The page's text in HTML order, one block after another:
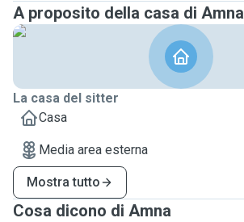
A proposito della casa di Amna
La casa del sitter
Casa
Media area esterna
Mostra tutto
Cosa dicono di Amna